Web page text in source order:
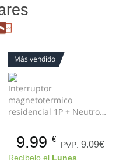
Más vendido
Interruptor
magnetotermico
residencial 1P + Neutro
9.99 €
PVP: 9.09€
Recíbelo el Lunes